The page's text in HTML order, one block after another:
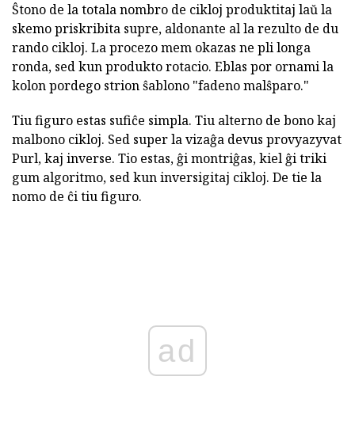
Ŝtono de la totala nombro de cikloj produktitaj laŭ la
skemo priskribita supre, aldonante al la rezulto de du
rando cikloj. La procezo mem okazas ne pli longa
ronda, sed kun produkto rotacio. Eblas por ornami la
kolon pordego strion ŝablono "fadeno malŝparo."
Tiu figuro estas sufiĉe simpla. Tiu alterno de bono kaj
malbono cikloj. Sed super la vizaĝa devus provyazyvat
Purl, kaj inverse. Tio estas, ĝi montriĝas, kiel ĝi triki
gum algoritmo, sed kun inversigitaj cikloj. De tie la
nomo de ĉi tiu figuro.
ad